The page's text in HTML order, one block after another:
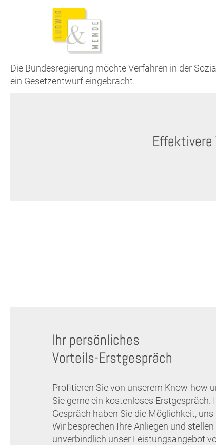
Die Bundesregierung möchte Verfahren in der
ein Gesetzentwurf eingebracht.
Effektivere
Ihr persönliches
Vorteils-Erstgespräch
Profitieren Sie von unserem Know-how
Sie gerne ein kostenloses Erstgespräch.
Gespräch haben Sie die Möglichkeit, uns
Wir besprechen Ihre Anliegen und
unverbindlich unser Leistungsangebot